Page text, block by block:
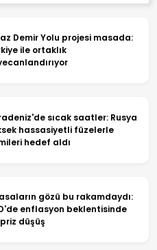
Demir Yolu projesi masada:
ile ortaklık
sıcak saatler: Rusya
hassasiyetli füzelerle
hedef aldı
gözü bu rakamdaydı:
enflasyon beklentisinde
düşüş